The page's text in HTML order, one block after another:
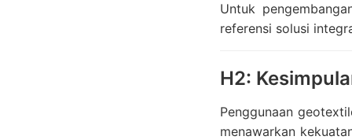
Untuk
referensi solusi
H2:
Penggunaan
menawarkan